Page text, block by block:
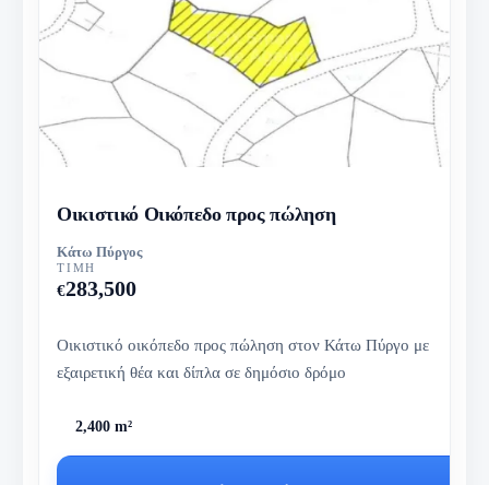
Οικιστικό Οικόπεδο προς πώληση
Κάτω Πύργος
ΤΙΜΉ
€283,500
Οικιστικό οικόπεδο προς πώληση στον Κάτω Πύργο με
εξαιρετική θέα και δίπλα σε δημόσιο δρόμο
2,400 m²